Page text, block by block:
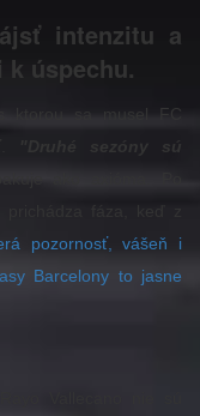
intenzitu a
úspechu.
ktorou sa musel FC
"Druhé sezóny sú
pozornosť, vášeň i
Barcelony to jasne
Vallecano nie sú